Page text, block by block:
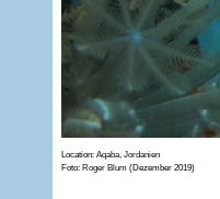
Location: Aqaba, Jordanien
Foto: Roger Blum(Dezember 2019)